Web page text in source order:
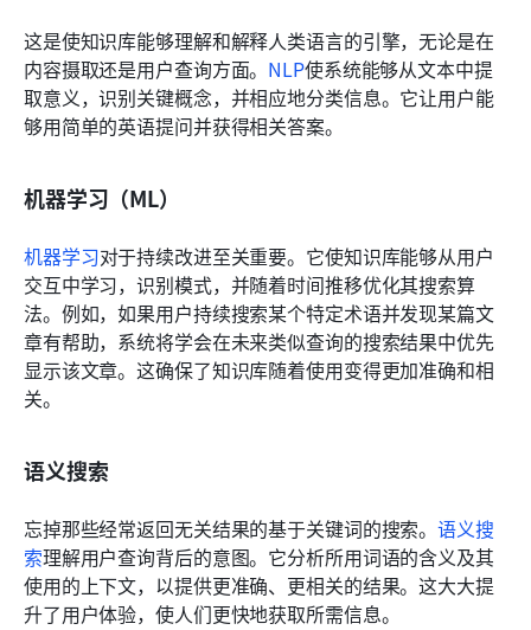
这是使知识库能够理解和解释人类语言的引擎，无论是在
内容摄取还是用户查询方面。 NLP使系统能够从文本中提
取意义，识别关键概念，并相应地分类信息。它让用户能
够用简单的英语提问并获得相关答案。
机器学习（ML）
机器学习对于持续改进至关重要。它使知识库能够从用户
交互中学习，识别模式，并随着时间推移优化其搜索算
法。例如，如果用户持续搜索某个特定术语并发现某篇文
章有帮助，系统将学会在未来类似查询的搜索结果中优先
显示该文章。这确保了知识库随着使用变得更加准确和相
关。
语义搜索
忘掉那些经常返回无关结果的基于关键词的搜索。语义搜
索理解用户查询背后的意图。它分析所用词语的含义及其
使用的上下文，以提供更准确、更相关的结果。这大大提
升了用户体验，使人们更快地获取所需信息。